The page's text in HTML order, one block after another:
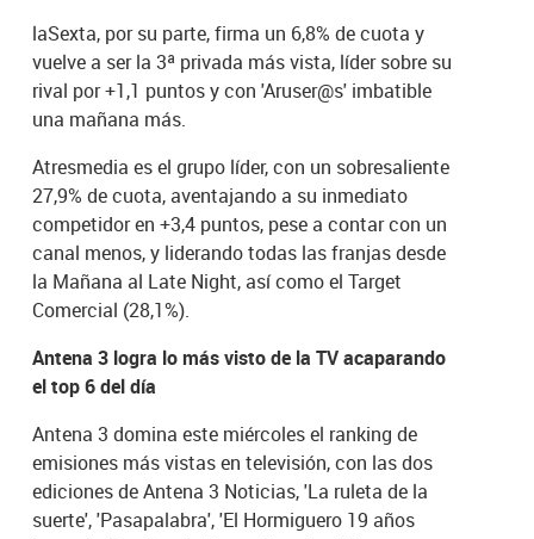
laSexta, por su parte, firma un 6,8% de cuota y
vuelve a ser la 3ª privada más vista, líder sobre su
rival por +1,1 puntos y con 'Aruser@s' imbatible
una mañana más.
Atresmedia es el grupo líder, con un sobresaliente
27,9% de cuota, aventajando a su inmediato
competidor en +3,4 puntos, pese a contar con un
canal menos, y liderando todas las franjas desde
la Mañana al Late Night, así como el Target
Comercial (28,1%).
Antena 3 logra lo más visto de la TV acaparando
el top 6 del día
Antena 3 domina este miércoles el ranking de
emisiones más vistas en televisión, con las dos
ediciones de Antena 3 Noticias, 'La ruleta de la
suerte', 'Pasapalabra', 'El Hormiguero 19 años